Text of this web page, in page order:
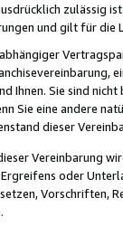
zulässig
und gilt für die
Ihnen. Sie sind
Sie eine andere
dieser
Vereinbarung
oder
Vorschriften,